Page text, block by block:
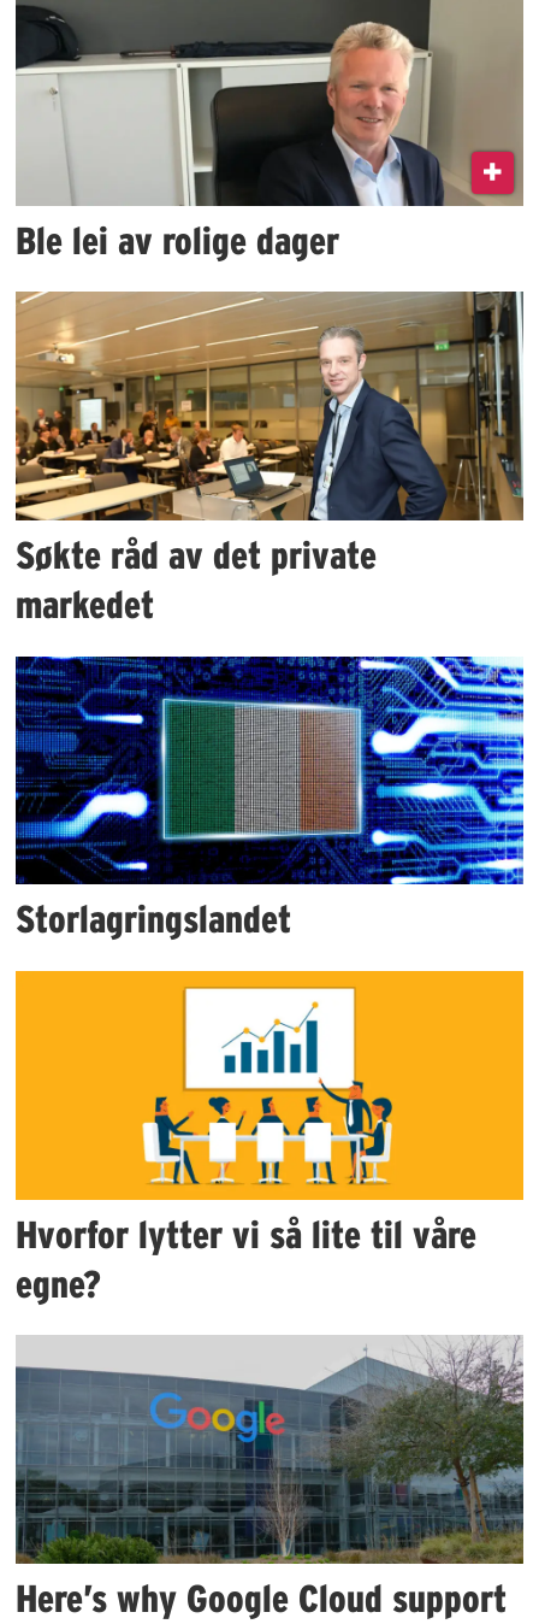
Ble lei av rolige dager
Søkte råd av det private
markedet
Storlagringslandet
Hvorfor lytter vi så lite til våre
egne?
Here’s why Google Cloud support